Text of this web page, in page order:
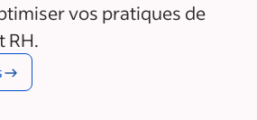
vos pratiques de
RH.